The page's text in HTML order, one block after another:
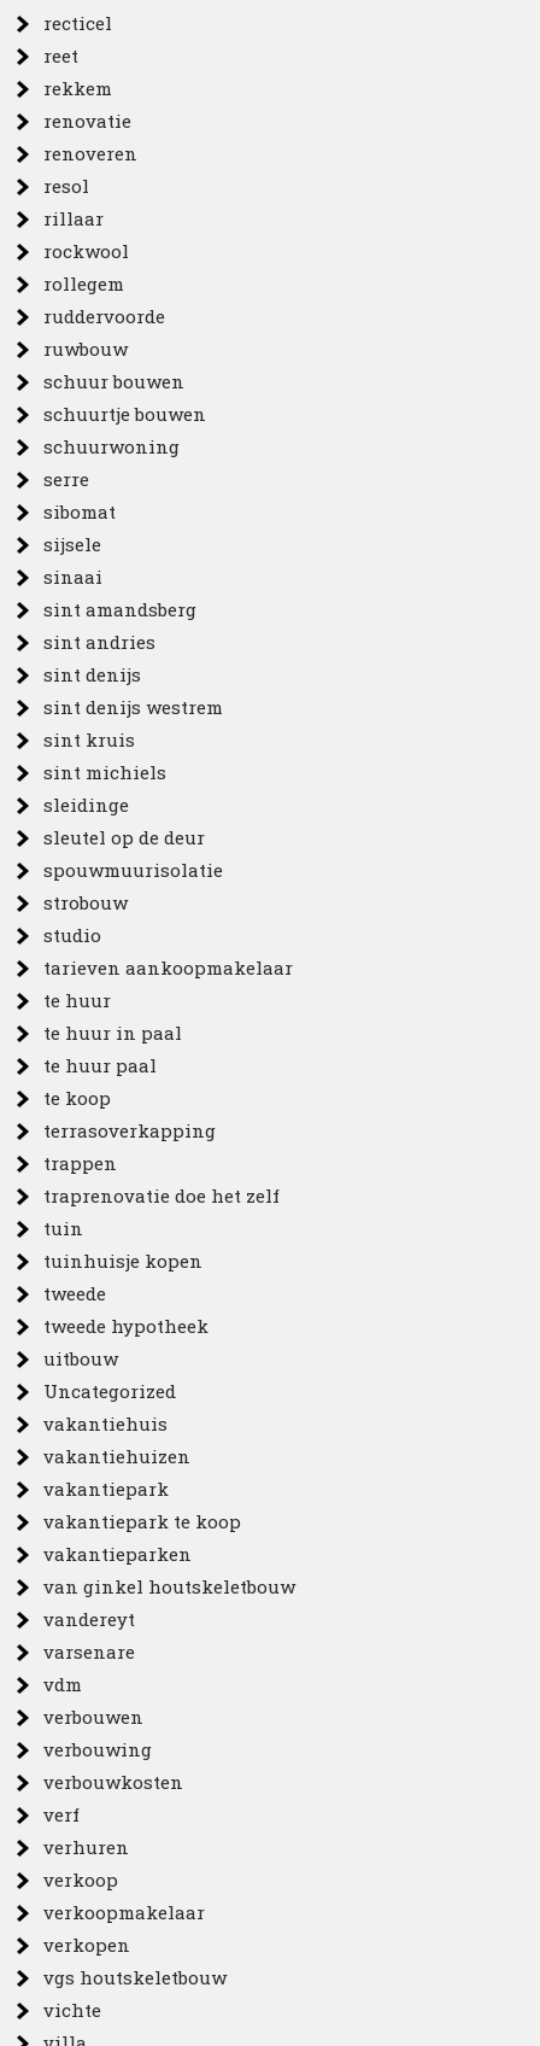
recticel
reet
rekkem
renovatie
renoveren
resol
rillaar
rockwool
rollegem
ruddervoorde
ruwbouw
schuur bouwen
schuurtje bouwen
schuurwoning
serre
sibomat
sijsele
sinaai
sint amandsberg
sint andries
sint denijs
sint denijs westrem
sint kruis
sint michiels
sleidinge
sleutel op de deur
spouwmuurisolatie
strobouw
studio
tarieven aankoopmakelaar
te huur
te huur in paal
te huur paal
te koop
terrasoverkapping
trappen
traprenovatie doe het zelf
tuin
tuinhuisje kopen
tweede
tweede hypotheek
uitbouw
Uncategorized
vakantiehuis
vakantiehuizen
vakantiepark
vakantiepark te koop
vakantieparken
van ginkel houtskeletbouw
vandereyt
varsenare
vdm
verbouwen
verbouwing
verbouwkosten
verf
verhuren
verkoop
verkoopmakelaar
verkopen
vgs houtskeletbouw
vichte